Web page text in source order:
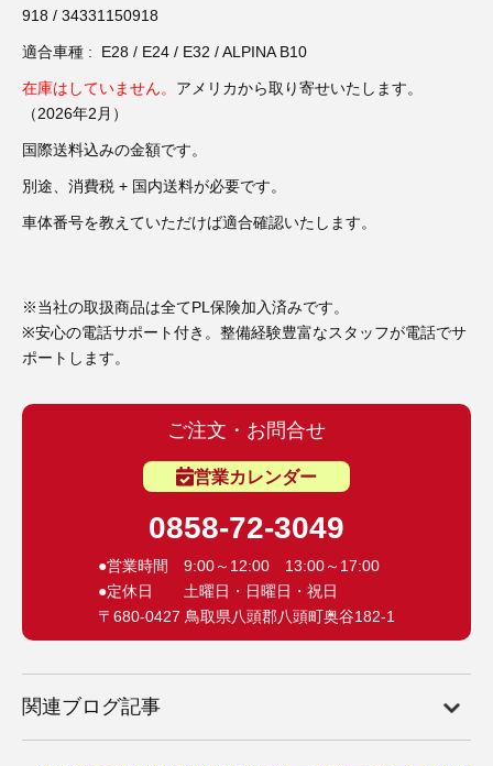
3D プリンターペン（8）
918 / 34331150918
適合車種 : E28 / E24 / E32 / ALPINA B10
在庫はしていません。 アメリカから取り寄せいたします。
（2026年2月）
国際送料込みの金額です。
別途、消費税 + 国内送料が必要です。
車体番号を教えていただけば適合確認いたします。
※当社の取扱商品は全てPL保険加入済みです。
※安心の電話サポート付き。整備経験豊富なスタッフが電話でサ
ポートします。
ご注文・お問合せ
営業カレンダー
0858-72-3049
●営業時間 9:00～12:00 13:00～17:00
●定休日 土曜日・日曜日・祝日
〒680-0427 鳥取県八頭郡八頭町奥谷182-1
関連ブログ記事